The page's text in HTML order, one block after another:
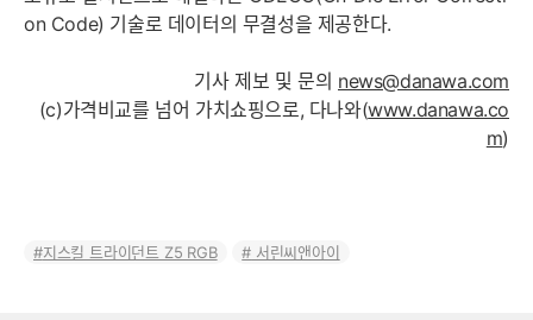
on Code) 기술로 데이터의 무결성을 제공한다.
기사 제보 및 문의 news@danawa.com
(c)가격비교를 넘어 가치쇼핑으로, 다나와(www.danawa.co
m)
지스킬 트라이던트 Z5 RGB 서린씨앤아이